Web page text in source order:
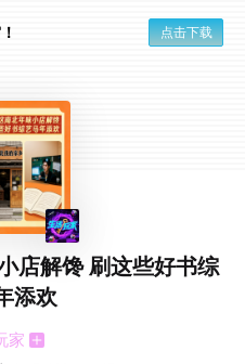
点击下载
店解馋 刷这些好书综
添欢
家